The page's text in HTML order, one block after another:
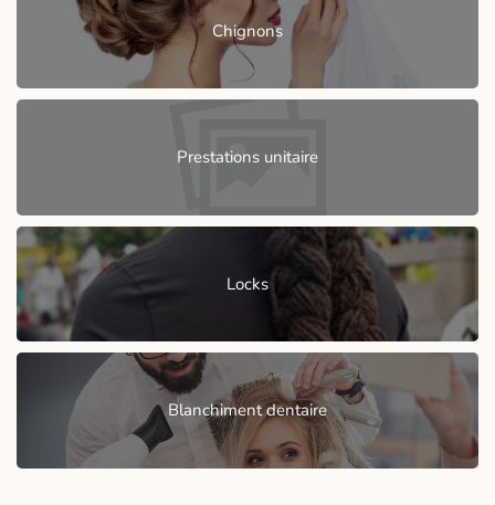
Chignons
Prestations unitaire
Locks
Blanchiment dentaire